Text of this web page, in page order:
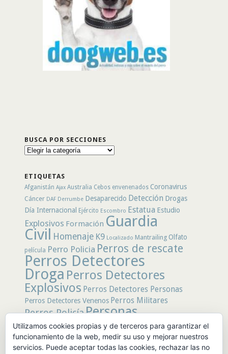
BUSCA POR SECCIONES
Busca
ETIQUETAS
Afganistán Ajax Australia Cebos envenenados Coronavirus
Cáncer DAF Derrumbe Desaparecido Detección Drogas
Día Internacional
Ejército Escombro Estatua Estudio
Explosivos Formación Guardia
Civil Homenaje K9 Localizado Mantrailing Olfato
película Perro Policia Perros de rescate
Perros Detectores
Droga Perros Detectores
Explosivos Perros Detectores Personas
Perros Detectores Venenos Perros Militares
Perros PolicíaPersonas
Desaparecidas Policía Policía Local
Policía Nacionalrastro rescate Restos
humanosTerremoto Tertulias Caninas Unidad
Utilizamos cookies propias y de terceros para garantizar el
funcionamiento de la web, medir su uso y mejorar nuestros
servicios. Puede aceptar todas las cookies, rechazar las no